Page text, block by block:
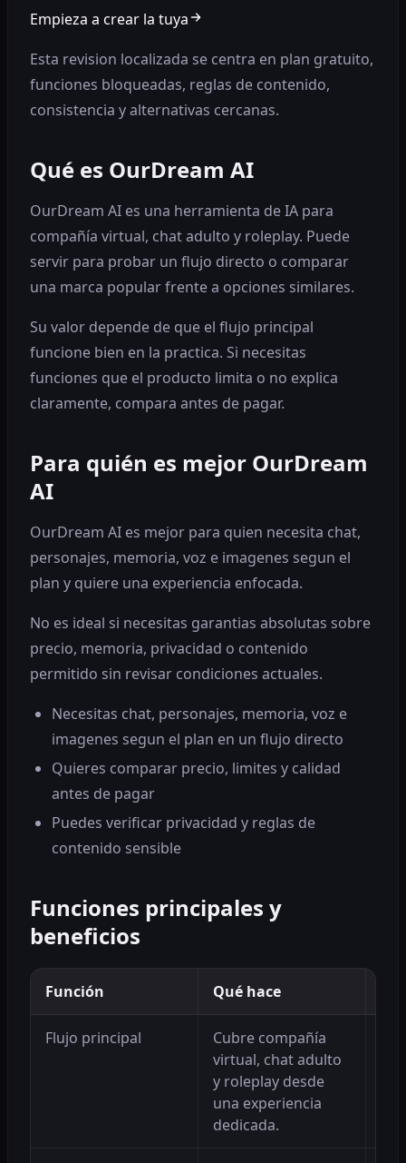
Empieza a crear la tuya
Esta revision localizada se centra en plan gratuito,
funciones bloqueadas, reglas de contenido,
consistencia y alternativas cercanas.
Qué es OurDream AI
OurDream AI es una herramienta de IA para
compañía virtual, chat adulto y roleplay. Puede
servir para probar un flujo directo o comparar
una marca popular frente a opciones similares.
Su valor depende de que el flujo principal
funcione bien en la practica. Si necesitas
funciones que el producto limita o no explica
claramente, compara antes de pagar.
Para quién es mejor OurDream
AI
OurDream AI es mejor para quien necesita chat,
personajes, memoria, voz e imagenes segun el
plan y quiere una experiencia enfocada.
No es ideal si necesitas garantias absolutas sobre
precio, memoria, privacidad o contenido
permitido sin revisar condiciones actuales.
Necesitas chat, personajes, memoria, voz e
imagenes segun el plan en un flujo directo
Quieres comparar precio, limites y calidad
antes de pagar
Puedes verificar privacidad y reglas de
contenido sensible
Funciones principales y
beneficios
Función Qué hace
Flujo principal
Cubre compañía
virtual, chat adulto
y roleplay desde
una experiencia
dedicada.